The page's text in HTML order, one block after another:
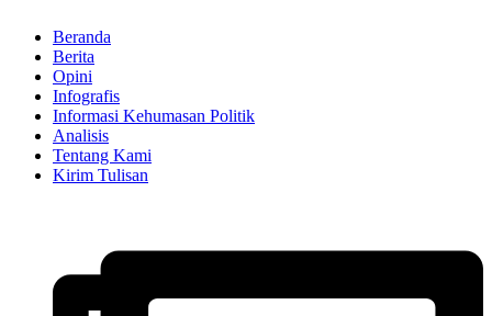
Beranda
Berita
Opini
Infografis
Informasi Kehumasan Politik
Analisis
Tentang Kami
Kirim Tulisan